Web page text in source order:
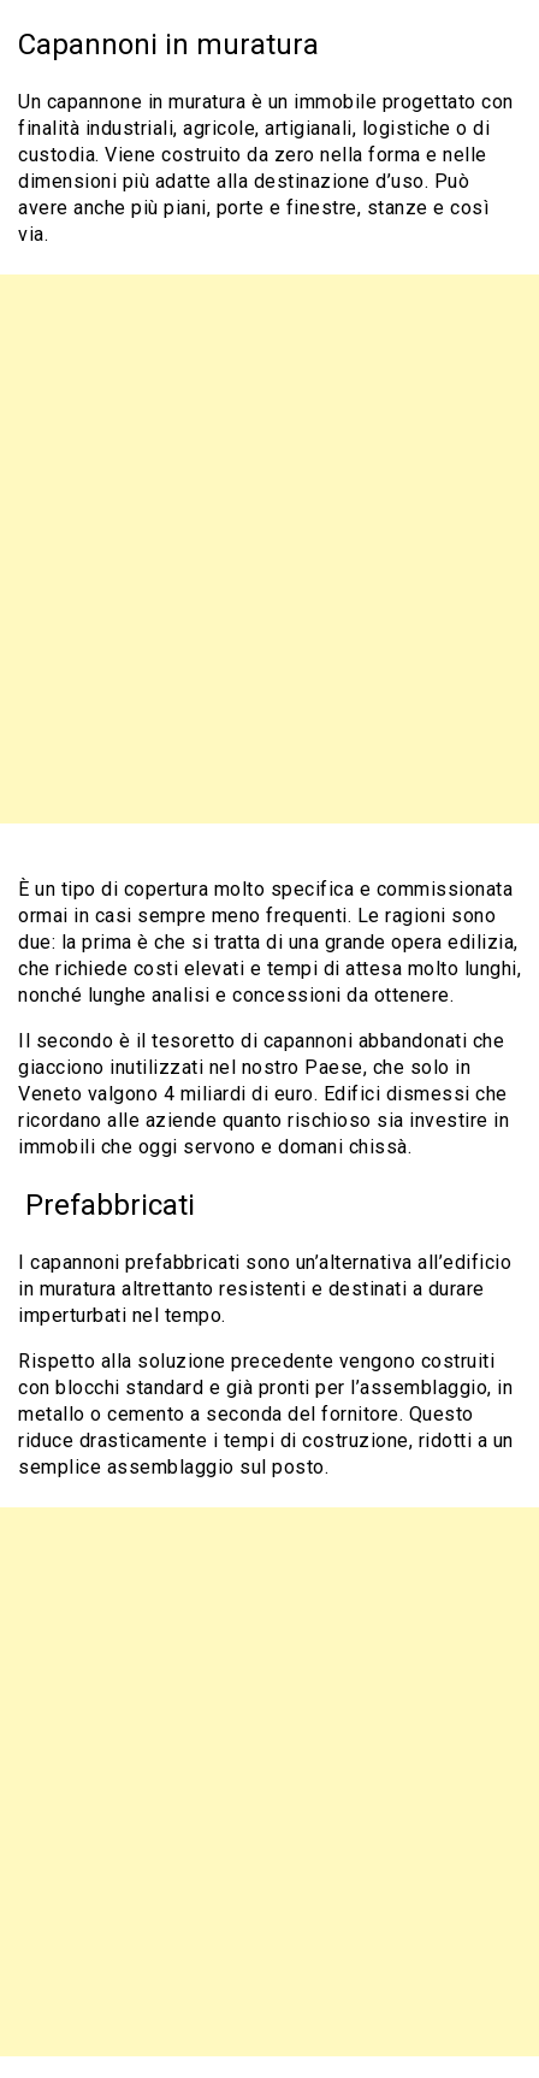
Capannoni in muratura
Un capannone in muratura è un immobile progettato con
finalità industriali, agricole, artigianali, logistiche o di
custodia. Viene costruito da zero nella forma e nelle
dimensioni più adatte alla destinazione d’uso. Può
avere anche più piani, porte e finestre, stanze e così
via.
È un tipo di copertura molto specifica e commissionata
ormai in casi sempre meno frequenti. Le ragioni sono
due: la prima è che si tratta di una grande opera edilizia,
che richiede costi elevati e tempi di attesa molto lunghi,
nonché lunghe analisi e concessioni da ottenere.
Il secondo è il tesoretto di capannoni abbandonati che
giacciono inutilizzati nel nostro Paese, che solo in
Veneto valgono 4 miliardi di euro. Edifici dismessi che
ricordano alle aziende quanto rischioso sia investire in
immobili che oggi servono e domani chissà.
Prefabbricati
I capannoni prefabbricati sono un’alternativa all’edificio
in muratura altrettanto resistenti e destinati a durare
imperturbati nel tempo.
Rispetto alla soluzione precedente vengono costruiti
con blocchi standard e già pronti per l’assemblaggio, in
metallo o cemento a seconda del fornitore. Questo
riduce drasticamente i tempi di costruzione, ridotti a un
semplice assemblaggio sul posto.